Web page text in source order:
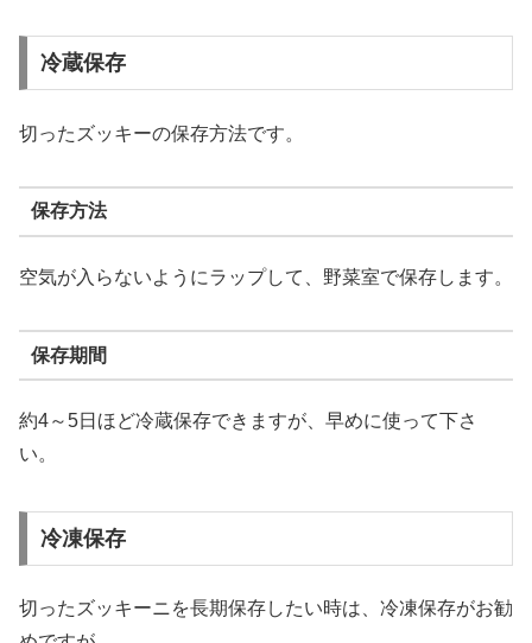
冷蔵保存
切ったズッキーの保存方法です。
保存方法
空気が入らないようにラップして、野菜室で保存します。
保存期間
約4～5日ほど冷蔵保存できますが、早めに使って下さ
い。
冷凍保存
切ったズッキーニを長期保存したい時は、冷凍保存がお勧